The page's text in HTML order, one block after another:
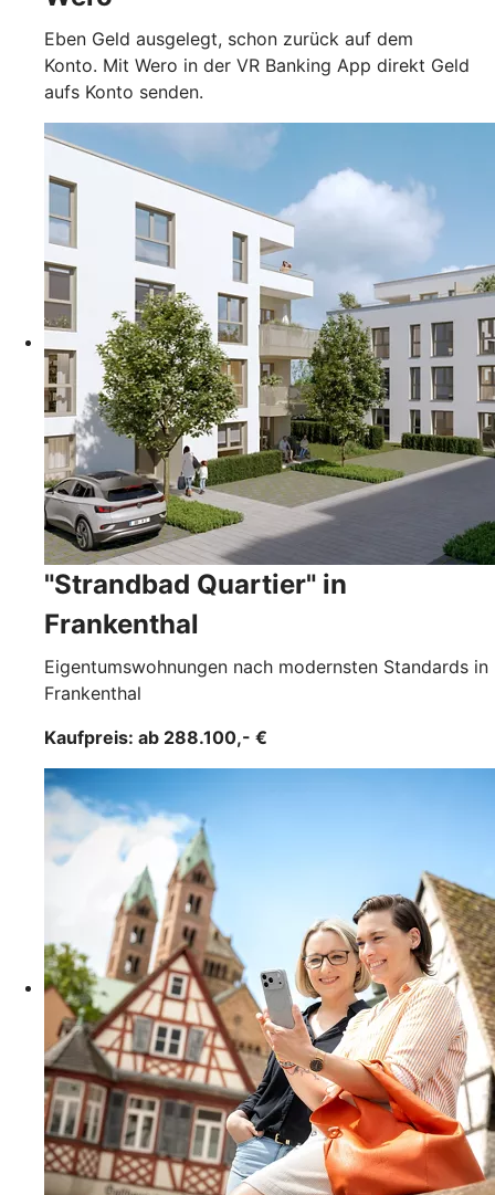
Eben Geld ausgelegt, schon zurück auf dem
Konto. Mit Wero in der VR Banking App direkt Geld
aufs Konto senden.
"Strandbad Quartier" in
Frankenthal
Eigentumswohnungen nach modernsten Standards in
Frankenthal
Kaufpreis: ab 288.100,- €